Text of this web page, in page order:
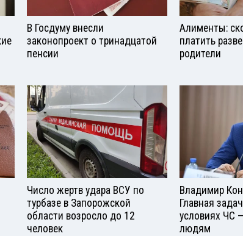
В Госдуму внесли
законопроект о тринадцатой
пенсии
Алименты:
платить
родители
Число жертв удара ВСУ по
турбазе в Запорожской
области возросло до 12
человек
Владимир
Главная
условиях ЧС
людям